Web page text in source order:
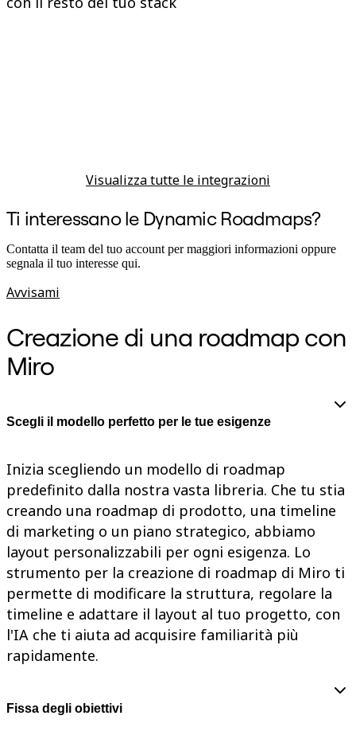
Visualizza tutte le integrazioni
Ti interessano le Dynamic Roadmaps?
Contatta il team del tuo account per maggiori informazioni oppure
segnala il tuo interesse qui.
Avvisami
Creazione di una roadmap con
Miro
Scegli il modello perfetto per le tue esigenze
Inizia scegliendo un modello di roadmap
predefinito dalla nostra vasta libreria. Che tu stia
creando una roadmap di prodotto, una timeline
di marketing o un piano strategico, abbiamo
layout personalizzabili per ogni esigenza. Lo
strumento per la creazione di roadmap di Miro ti
permette di modificare la struttura, regolare la
timeline e adattare il layout al tuo progetto, con
l'IA che ti aiuta ad acquisire familiarità più
rapidamente.
Fissa degli obiettivi